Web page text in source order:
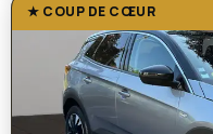
★ COUP DE CŒUR